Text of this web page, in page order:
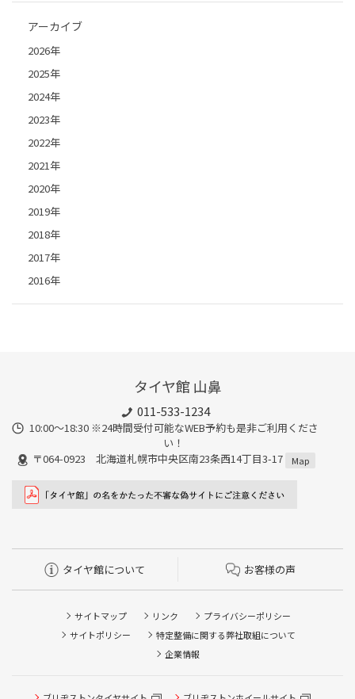
アーカイブ
2026年
2025年
2024年
2023年
2022年
2021年
2020年
2019年
2018年
2017年
2016年
タイヤ館 山鼻
011-533-1234
10:00～18:30 ※24時間受付可能なWEB予約も是非ご利用くださ
い！
〒064-0923 北海道札幌市中央区南23条西14丁目3-17
Map
タイヤ館について お客様の声
サイトマップ リンク
プライバシーポリシー
サイトポリシー
特定整備に関する弊社取組について
企業情報